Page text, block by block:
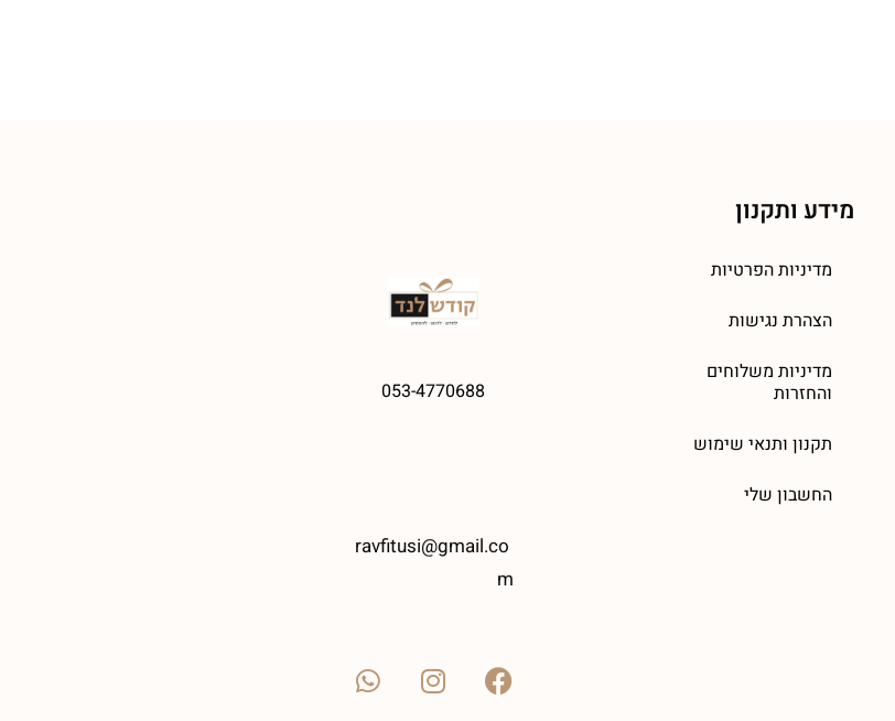
מידע ותקנון
מדיניות הפרטיות
הצהרת נגישות
מדיניות משלוחים
והחזרות
תקנון ותנאי שימוש
החשבון שלי
053-4770688
ravfitusi@gmail.co
m